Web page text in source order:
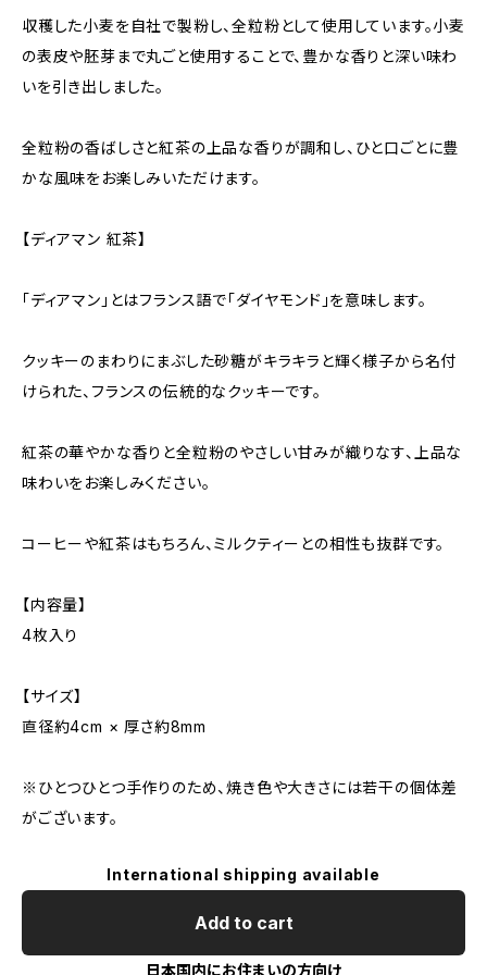
収穫した小麦を自社で製粉し、全粒粉として使用しています。小麦
の表皮や胚芽まで丸ごと使用することで、豊かな香りと深い味わ
いを引き出しました。
全粒粉の香ばしさと紅茶の上品な香りが調和し、ひと口ごとに豊
かな風味をお楽しみいただけます。
【ディアマン 紅茶】
「ディアマン」とはフランス語で「ダイヤモンド」を意味します。
クッキーのまわりにまぶした砂糖がキラキラと輝く様子から名付
けられた、フランスの伝統的なクッキーです。
紅茶の華やかな香りと全粒粉のやさしい甘みが織りなす、上品な
味わいをお楽しみください。
コーヒーや紅茶はもちろん、ミルクティーとの相性も抜群です。
【内容量】
4枚入り
【サイズ】
直径約4cm × 厚さ約8mm
※ひとつひとつ手作りのため、焼き色や大きさには若干の個体差
がございます。
International shipping available
Add to cart
日本国内にお住まいの方向け